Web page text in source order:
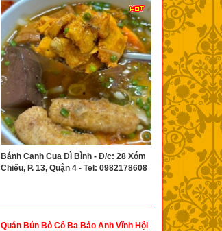
Bánh Canh Cua Dì Bình - Đ/c: 28 Xóm
Chiếu, P. 13, Quận 4 - Tel: 0982178608
Quán Bún Bò Cô Ba Bảo Anh Vĩnh Hội